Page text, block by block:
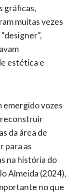
gráficas,
muitas vezes
estética e
emergido vozes
reconstruir
da área de
para as
na história do
Almeida (2024),
no que